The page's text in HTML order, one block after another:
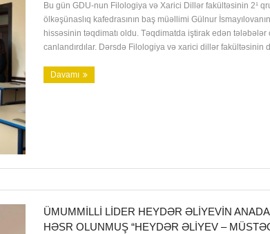
Bu gün GDU-nun Filologiya və Xarici Dillər fakültəsinin 2¹
ölkəşünaslıq kafedrasının baş müəllimi Gülnur
hissəsinin təqdimatı oldu. Təqdimatda iştirak edən
canlandırdılar. Dərsdə Filologiya və xarici dillər
Davamı
ÜMUMMILLI LIDER HEYDƏR ƏLIYEVIN
HƏSR OLUNMUŞ “HEYDƏR ƏLIYEV –